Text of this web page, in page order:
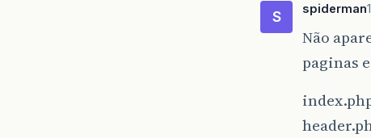
S spiderman
Não
paginas